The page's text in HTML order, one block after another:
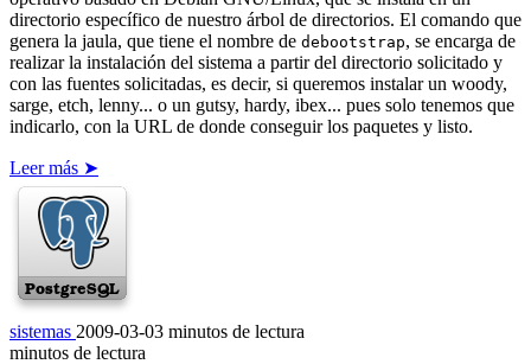
directorio específico de nuestro árbol de directorios. El comando que
genera la jaula, que tiene el nombre de debootstrap, se encarga de
realizar la instalación del sistema a partir del directorio solicitado y
con las fuentes solicitadas, es decir, si queremos instalar un woody,
sarge, etch, lenny... o un gutsy, hardy, ibex... pues solo tenemos que
indicarlo, con la URL de donde conseguir los paquetes y listo.
Leer más ➤
sistemas 2009-03-03 minutos de lectura
minutos de lectura